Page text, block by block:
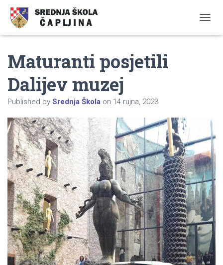
Maturanti posjetili
Dalijev muzej
Published by Srednja Škola on 14 rujna, 2023